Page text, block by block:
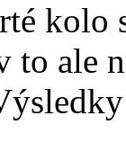
kolo
to ale